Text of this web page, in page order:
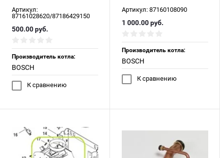
Артикул:
87161028620/87186429150
500.00руб.
Производитель котла:
BOSCH
К сравнению
Артикул: 87160108090
1 000.00руб.
Производитель котла:
BOSCH
К сравнению